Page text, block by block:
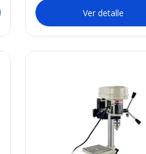
Ver detalle